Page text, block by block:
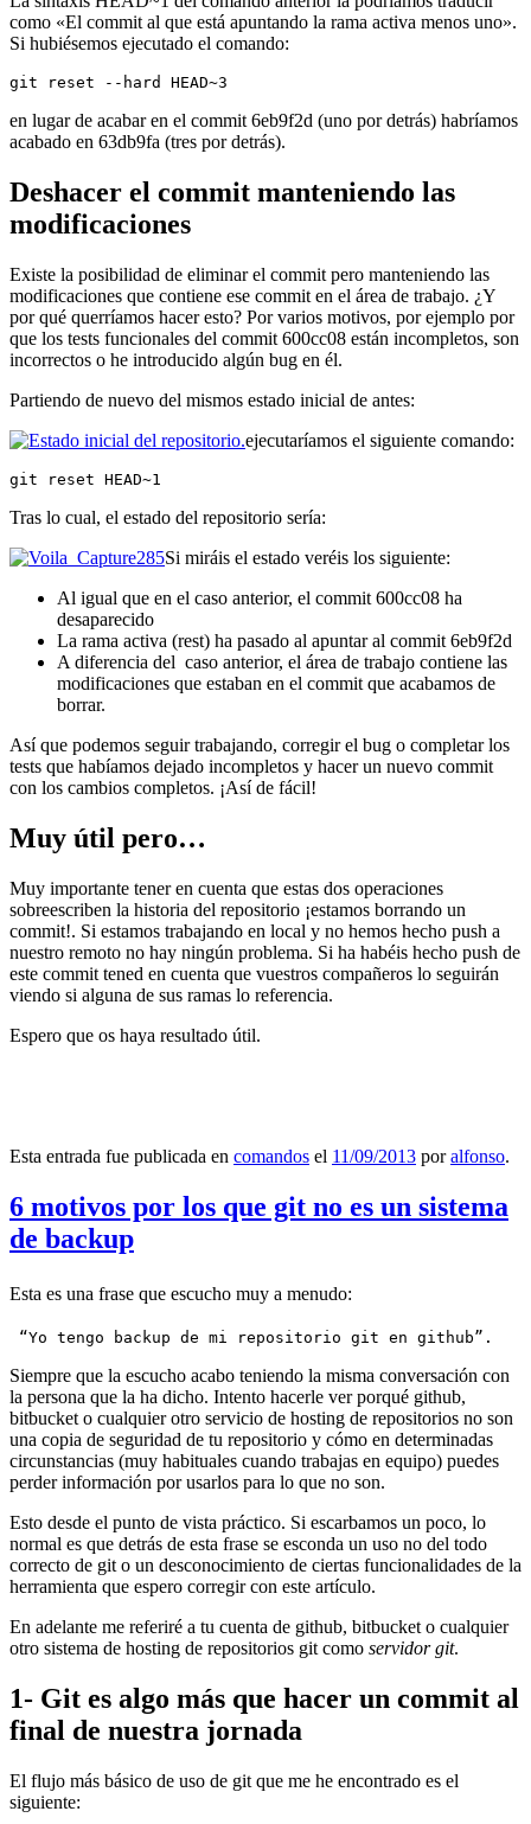
como «El commit al que está apuntando la rama activa menos uno».
Si hubiésemos ejecutado el comando:
git reset --hard HEAD~3
en lugar de acabar en el commit 6eb9f2d (uno por detrás) habríamos
acabado en 63db9fa (tres por detrás).
Deshacer el commit manteniendo las
modificaciones
Existe la posibilidad de eliminar el commit pero manteniendo las
modificaciones que contiene ese commit en el área de trabajo. ¿Y
por qué querríamos hacer esto? Por varios motivos, por ejemplo por
que los tests funcionales del commit 600cc08 están incompletos, son
incorrectos o he introducido algún bug en él.
Partiendo de nuevo del mismos estado inicial de antes:
ejecutaríamos el siguiente comando:
git reset HEAD~1
Tras lo cual, el estado del repositorio sería:
Si miráis el estado veréis los siguiente:
Al igual que en el caso anterior, el commit 600cc08 ha
desaparecido
La rama activa (rest) ha pasado al apuntar al commit 6eb9f2d
A diferencia del caso anterior, el área de trabajo contiene las
modificaciones que estaban en el commit que acabamos de
borrar.
Así que podemos seguir trabajando, corregir el bug o completar los
tests que habíamos dejado incompletos y hacer un nuevo commit
con los cambios completos. ¡Así de fácil!
Muy útil pero…
Muy importante tener en cuenta que estas dos operaciones
sobreescriben la historia del repositorio ¡estamos borrando un
commit!. Si estamos trabajando en local y no hemos hecho push a
nuestro remoto no hay ningún problema. Si ha habéis hecho push de
este commit tened en cuenta que vuestros compañeros lo seguirán
viendo si alguna de sus ramas lo referencia.
Espero que os haya resultado útil.
Esta entrada fue publicada en comandos el 11/09/2013 poralfonso.
6 motivos por los que git no es un sistema
de backup
Esta es una frase que escucho muy a menudo:
“Yo tengo backup de mi repositorio git en github”.
Siempre que la escucho acabo teniendo la misma conversación con
la persona que la ha dicho. Intento hacerle ver porqué github,
bitbucket o cualquier otro servicio de hosting de repositorios no son
una copia de seguridad de tu repositorio y cómo en determinadas
circunstancias (muy habituales cuando trabajas en equipo) puedes
perder información por usarlos para lo que no son.
Esto desde el punto de vista práctico. Si escarbamos un poco, lo
normal es que detrás de esta frase se esconda un uso no del todo
correcto de git o un desconocimiento de ciertas funcionalidades de la
herramienta que espero corregir con este artículo.
En adelante me referiré a tu cuenta de github, bitbucket o cualquier
otro sistema de hosting de repositorios git como servidor git.
1- Git es algo más que hacer un commit al
final de nuestra jornada
El flujo más básico de uso de git que me he encontrado es el
siguiente: